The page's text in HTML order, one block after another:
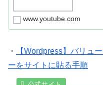
www.youtube.com
・
【Wordpress】バリュ
ーをサイトに貼る手順